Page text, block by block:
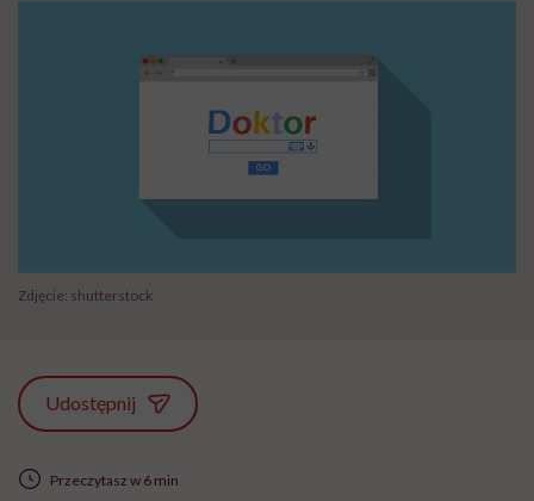
Zdjęcie: shutterstock
Udostępnij
Przeczytasz w 6 min